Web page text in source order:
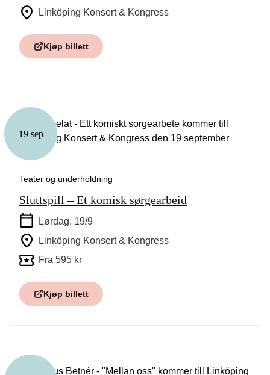
Linköping Konsert & Kongress
Kjøp billett
19 sep
Teater og underholdning
Sluttspill – Et komisk sørgearbeid
Lørdag, 19/9
Linköping Konsert & Kongress
Fra 595 kr
Kjøp billett